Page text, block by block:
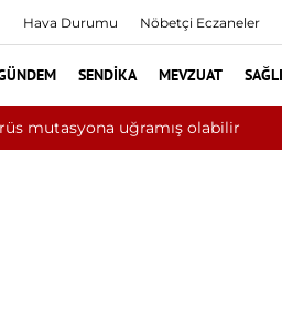
Hava Durumu Nöbetçi Eczaneler
SENDIKA MEVZUAT
ilk 6 ayında 10 bini aşkın hasta